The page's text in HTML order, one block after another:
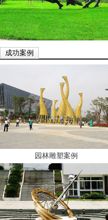
成功案例
园林雕塑案例